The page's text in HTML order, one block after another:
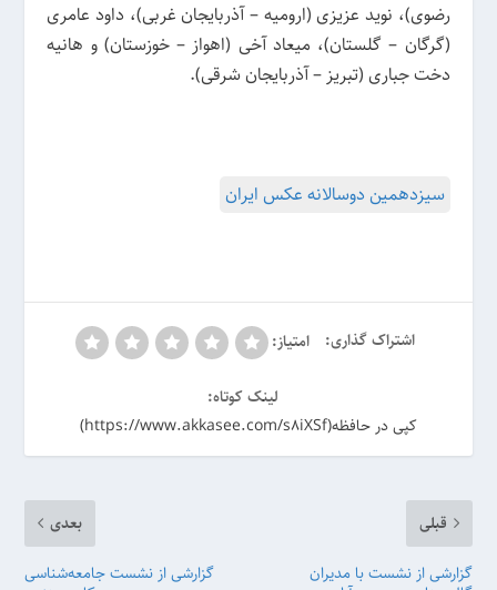
رضوی)، نوید عزیزی (ارومیه – آذربایجان غربی)، داود عامری
(گرگان – گلستان)، میعاد آخی (اهواز – خوزستان) و هانیه
دخت جباری (تبریز – آذربایجان شرقی).
سیزدهمین دوسالانه عکس ایران
اشتراک گذاری: امتیاز:
لینک کوتاه:
کپی در حافظه(https://www.akkasee.com/s8iXSf)
قبلی
گزارشی از نشست با مدیران
بعدی
گزارشی از نشست جامعه‌شناسی